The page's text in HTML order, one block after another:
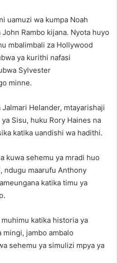
uamuzi wa kumpa Noah
Rambo kijana. Nyota huyo
mbalimbali za Hollywood
ya kurithi nafasi
Sylvester
minne.
Helander, mtayarishaji
Sisu, huku Rory Haines na
katika uandishi wa hadithi.
kuwa sehemu ya mradi huo
ndugu maarufu Anthony
katika timu ya
katika historia ya
mingi, jambo ambalo
sehemu ya simulizi mpya ya